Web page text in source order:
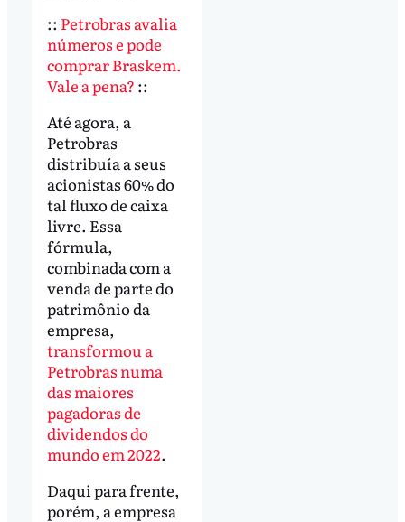
:: Petrobras avalia
números e pode
comprar Braskem.
Vale a pena? ::
Até agora, a
Petrobras
distribuía a seus
acionistas 60% do
tal fluxo de caixa
livre. Essa
fórmula,
combinada com a
venda de parte do
patrimônio da
empresa,
transformou a
Petrobras numa
das maiores
pagadoras de
dividendos do
mundo em 2022.
Daqui para frente,
porém, a empresa